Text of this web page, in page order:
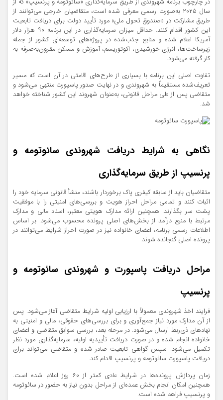
سال ۲۰۲۵ به‌صورت رسمی معرفی شده است، متقاضیان خارجی می‌توانند از
طریق مشارکت در «صندوق تحول ملی» مورد تأیید دولت برای دریافت تابعیت
این کشور اقدام کنند. حداقل میزان سرمایه‌گذاری در این برنامه ۹۰ هزار دلار
آمریکا اعلام شده و منابع جذب‌شده در پروژه‌های توسعه‌ای کشور از جمله
زیرساخت‌ها، انرژی خورشیدی، اکوتوریسم، آموزش و مسکن مقرون‌به‌صرفه به
کار گرفته می‌شود.
تفاوت اصلی این برنامه با بسیاری از طرح‌های اقامتی در آن است که مسیر
تعریف‌شده مستقیماً به شهروندی و در نهایت صدور پاسپورت منتهی می‌شود و
متقاضی پس از طی مراحل قانونی، به‌عنوان شهروند این کشور شناخته خواهد
شد.
نگاهی به شرایط دریافت شهروندی سائوتومه و
پرنسیپ از طریق سرمایه‌گذاری
متقاضیان باید از سابقه کیفری پاک برخوردار باشند، منشأ قانونی سرمایه خود را
اثبات کنند و تمامی مراحل احراز هویت و بررسی‌های امنیتی را با موفقیت
پشت سر بگذارند. همچنین ارائه مدارک هویتی معتبر، اسناد مالی و مدارک
مرتبط با منبع درآمد از بخش‌های اصلی پرونده محسوب می‌شود. بر اساس
اطلاعات رسمی برنامه، اعضای خانواده نیز در صورت احراز شرایط می‌توانند در
پرونده اصلی گنجانده شوند.
مراحل دریافت پاسپورت و شهروندی سائوتومه و
پرنسیپ
فرایند اخذ شهروندی معمولاً با ارزیابی اولیه شرایط متقاضی آغاز می‌شود. پس
از آن مدارک مورد نیاز جمع‌آوری و برای بررسی‌های حقوقی، مالی و امنیتی به
نهادهای ذی‌ربط ارسال می‌شود. در مرحله بعد، بررسی سوابق متقاضی و اعضای
خانواده انجام شده و در صورت دریافت تأییدیه اولیه، سرمایه‌گذاری مورد نظر
تکمیل می‌شود. سپس گواهی تابعیت صادر شده و متقاضی می‌تواند برای
دریافت پاسپورت سائوتومه و پرنسیپ اقدام کند.
زمان پردازش پرونده‌ها در شرایط عادی کمتر از ۶۰ روز اعلام شده است.
همچنین امکان انجام بخش عمده‌ای از مراحل بدون نیاز به حضور در سائوتومه
و پرنسیپ فراهم شده است.